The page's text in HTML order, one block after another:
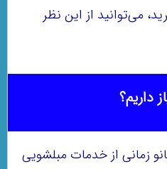
می‌توانید از این نظر
داریم؟
زمانی از خدمات مبلشویی